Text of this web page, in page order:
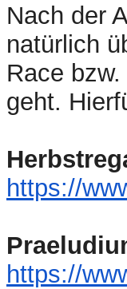
Nach der
natürlich
Race
geht.
https://
https://